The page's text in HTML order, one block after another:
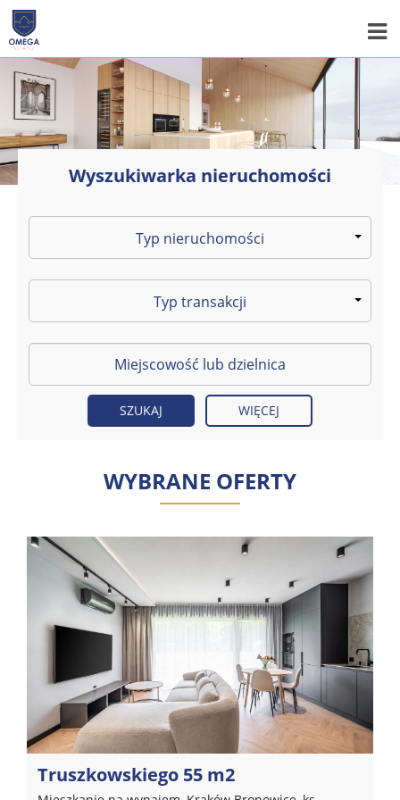
Wyszukiwarka nieruchomości
Typ nieruchomości
Typ transakcji
WIĘCEJ
WYBRANE OFERTY
Truszkowskiego 55 m2